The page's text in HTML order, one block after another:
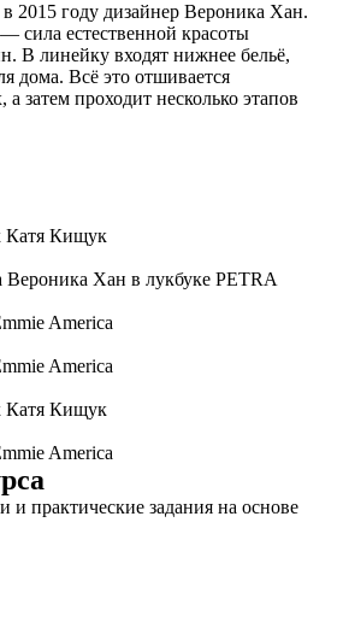
2015 году дизайнер Вероника Хан.
сила естественной красоты
В линейку входят нижнее бельё,
дома. Всё это отшивается
затем проходит несколько этапов
Катя Кищук
Вероника Хан в лукбуке PETRA
America
America
Катя Кищук
America
и практические задания на основе